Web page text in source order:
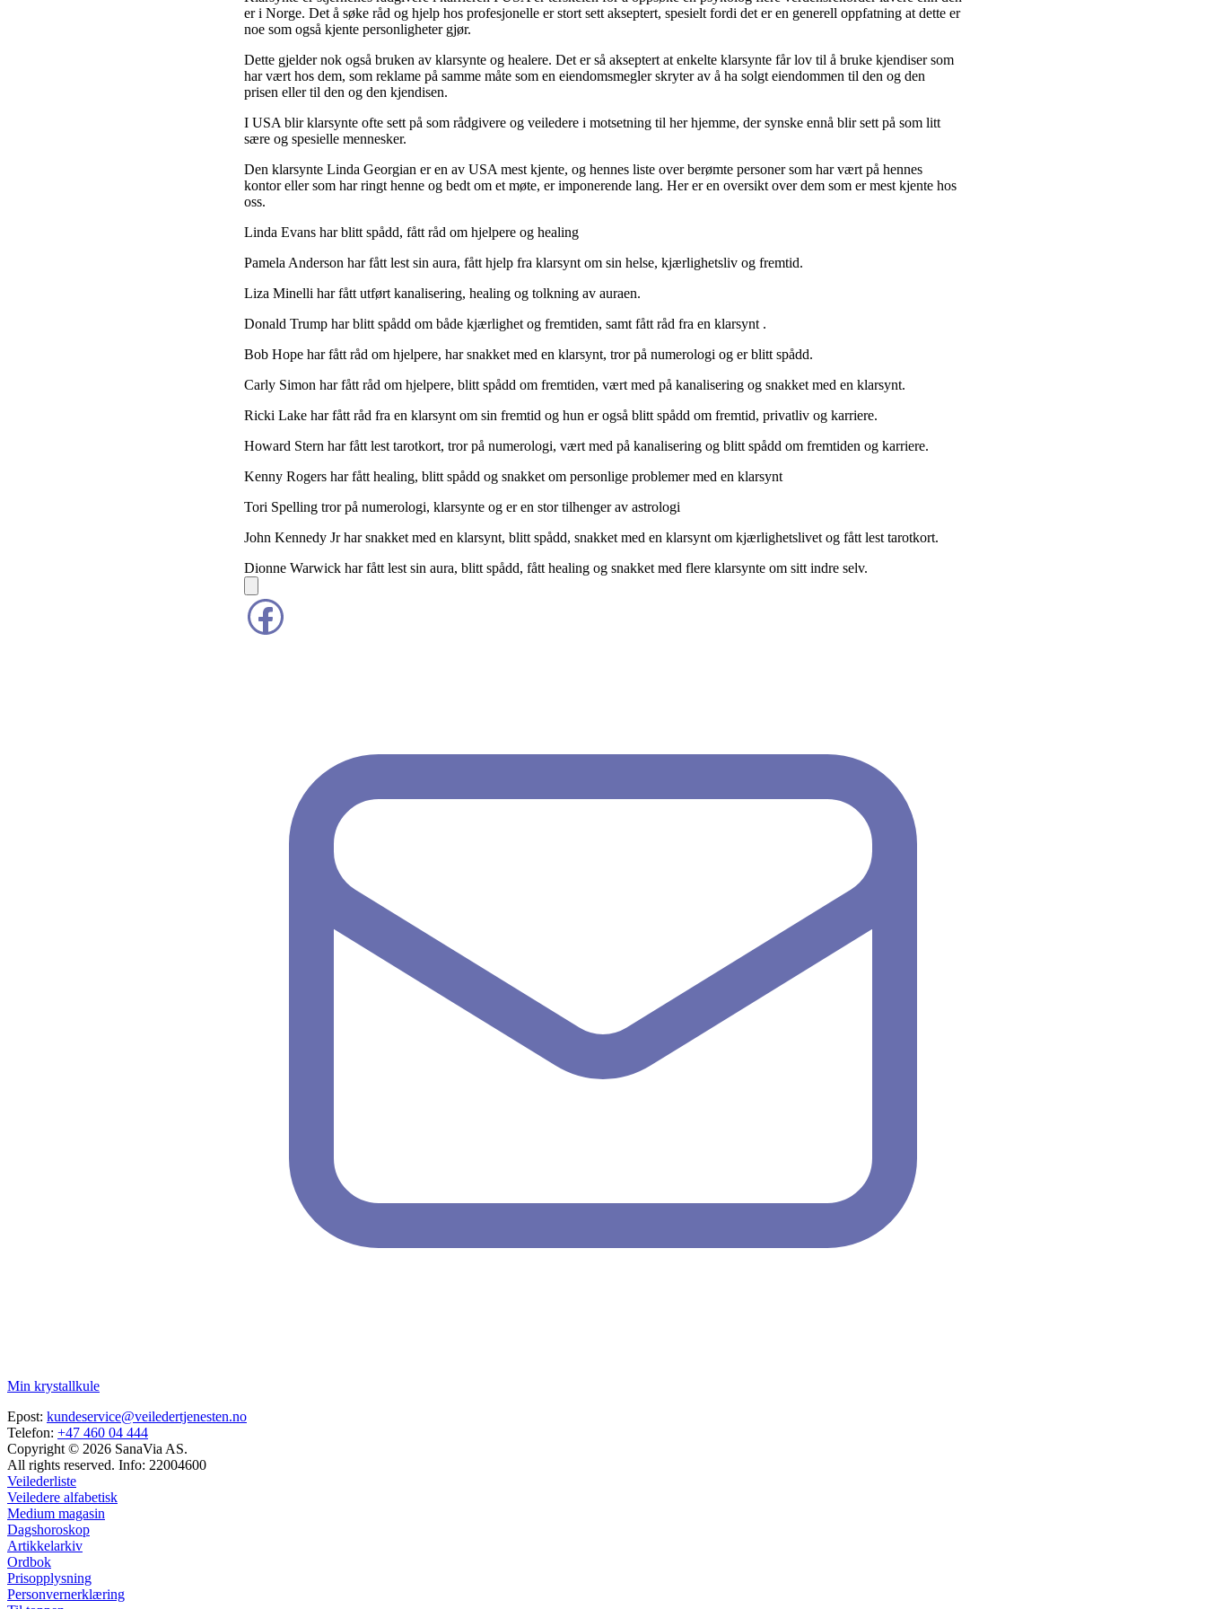
er i Norge. Det å søke råd og hjelp hos profesjonelle er stort sett akseptert, spesielt fordi det er en generell oppfatning at dette er
noe som også kjente personligheter gjør.
Dette gjelder nok også bruken av klarsynte og healere. Det er så akseptert at enkelte klarsynte får lov til å bruke kjendiser som
har vært hos dem, som reklame på samme måte som en eiendomsmegler skryter av å ha solgt eiendommen til den og den
prisen eller til den og den kjendisen.
I USA blir klarsynte ofte sett på som rådgivere og veiledere i motsetning til her hjemme, der synske ennå blir sett på som litt
sære og spesielle mennesker.
Den klarsynte Linda Georgian er en av USA mest kjente, og hennes liste over berømte personer som har vært på hennes
kontor eller som har ringt henne og bedt om et møte, er imponerende lang. Her er en oversikt over dem som er mest kjente hos
oss.
Linda Evans har blitt spådd, fått råd om hjelpere og healing
Pamela Anderson har fått lest sin aura, fått hjelp fra klarsynt om sin helse, kjærlighetsliv og fremtid.
Liza Minelli har fått utført kanalisering, healing og tolkning av auraen.
Donald Trump har blitt spådd om både kjærlighet og fremtiden, samt fått råd fra en klarsynt .
Bob Hope har fått råd om hjelpere, har snakket med en klarsynt, tror på numerologi og er blitt spådd.
Carly Simon har fått råd om hjelpere, blitt spådd om fremtiden, vært med på kanalisering og snakket med en klarsynt.
Ricki Lake har fått råd fra en klarsynt om sin fremtid og hun er også blitt spådd om fremtid, privatliv og karriere.
Howard Stern har fått lest tarotkort, tror på numerologi, vært med på kanalisering og blitt spådd om fremtiden og karriere.
Kenny Rogers har fått healing, blitt spådd og snakket om personlige problemer med en klarsynt
Tori Spelling tror på numerologi, klarsynte og er en stor tilhenger av astrologi
John Kennedy Jr har snakket med en klarsynt, blitt spådd, snakket med en klarsynt om kjærlighetslivet og fått lest tarotkort.
Dionne Warwick har fått lest sin aura, blitt spådd, fått healing og snakket med flere klarsynte om sitt indre selv.
Min krystallkule
Epost: kundeservice@veiledertjenesten.no
Telefon: +47 460 04 444
Copyright © 2026 SanaVia AS.
All rights reserved. Info: 22004600
Veilederliste
Veiledere alfabetisk
Medium magasin
Dagshoroskop
Artikkelarkiv
Ordbok
Prisopplysning
Personvernerklæring